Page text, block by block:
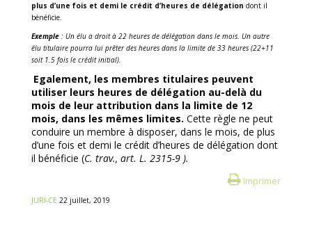
plus d’une fois et demi le crédit d’heures de délégation dont il
bénéficie.
Exemple: Un élu a droit à 22 heures de délégation dans le mois. Un autre
élu titulaire pourra lui prêter des heures dans la limite de 33 heures (22+11
soit 1.5 fois le crédit initial).
Egalement, les membres titulaires peuvent
utiliser leurs heures de délégation au-delà du
mois de leur attribution dans la limite de 12
mois, dans les mêmes limites. Cette règle ne peut
conduire un membre à disposer, dans le mois, de plus
d’une fois et demi le crédit d’heures de délégation dont
il bénéficie (C. trav., art. L. 2315-9).
Imprimer
JURI-CE 22 juillet, 2019